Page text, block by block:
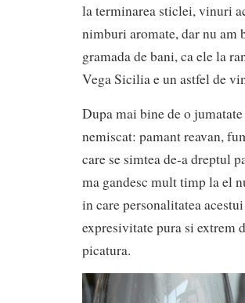
la terminarea sticlei, vinuri
nimburi aromate, dar nu am
gramada de bani, ca ele la
Vega Sicilia e un astfel de
Dupa mai bine de o
nemiscat: pamant reavan,
care se simtea de-a dreptul
ma gandesc mult timp la el
in care personalitatea
expresivitate pura si extrem
picatura.